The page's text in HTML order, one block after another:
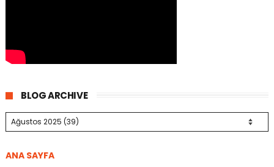
BLOG ARCHIVE
ANA SAYFA